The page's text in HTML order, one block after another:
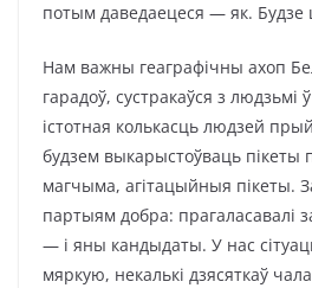
потым даведаецеся — як. Будзе
Нам важны геаграфічны ахоп
гарадоў, сустракаўся з
істотная колькасць людзей
будзем выкарыстоўваць пікеты
магчыма, агітацыйныя пікеты.
партыям добра: прагаласавалі
— і яны кандыдаты. У нас
мяркую, некалькі дзясяткаў